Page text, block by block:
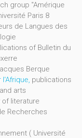
group "Amérique
Paris 8
de Langues des
of Bulletin du
Berque
l'Afrique, publications
arts
literature
Recherches
( Université